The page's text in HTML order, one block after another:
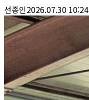
선종인2026.07.30 10:24